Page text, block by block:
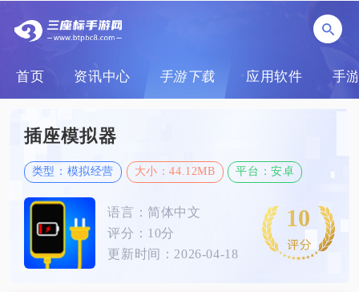
首页 资讯中心 手游下载 应用软件 手
插座模拟器
类型：模拟经营 大小：44.12MB 平台：安卓
语言：简体中文
评分：10分
更新时间：2026-04-18
10